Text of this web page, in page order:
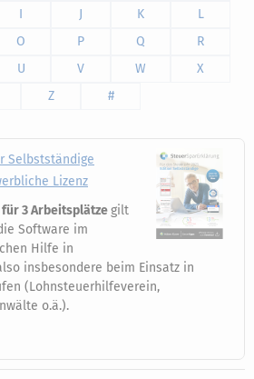
I J K
L
O P Q
R
U V W
X
Z #
Selbstständige
Lizenz
3 Arbeitsplätzegilt
Software im
Hilfe in
insbesondere beim Einsatz in
(Lohnsteuerhilfeverein,
o.ä.).